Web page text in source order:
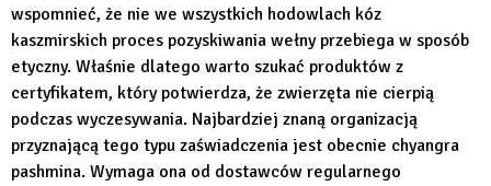
wspomnieć, że nie we wszystkich hodowlach kóz
kaszmirskich proces pozyskiwania wełny przebiega w sposób
etyczny. Właśnie dlatego warto szukać produktów z
certyfikatem, który potwierdza, że zwierzęta nie cierpią
podczas wyczesywania. Najbardziej znaną organizacją
przyznającą tego typu zaświadczenia jest obecnie chyangra
pashmina. Wymaga ona od dostawców regularnego